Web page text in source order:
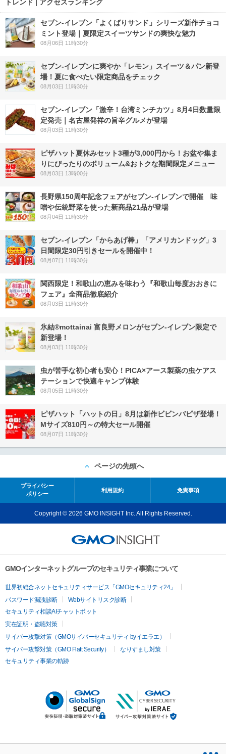
トレンド | アクセスランキング
セブン‐イレブン「よくばりサンド」シリーズ新作チョコ
ミント登場｜夏限定スイーツサンドの爽快な魅力
08月06日 11時30分
セブン‐イレブンに爽やか「レモン」スイーツ＆パン新登
場！夏に食べたい限定商品をチェック
08月03日 11時30分
セブン-イレブン「激辛！台湾ミンチカツ」8月4日数量限
定発売｜名古屋発祥の旨辛グルメが登場
08月03日 11時30分
ピザハット夏休みセット3種が3,000円から！お盆や集ま
りにぴったりのボリューム&おトクな期間限定メニュー
08月03日 13時00分
長野県150周年記念フェアがセブン-イレブンで開催 味
噌や伝統野菜を使った新商品21品が登場
08月04日 11時30分
セブン‐イレブン「からあげ棒」「アメリカンドッグ」3
日間限定30円引きセールを開催中！
08月07日 11時30分
関西限定！和歌山の恵みを味わう『和歌山毎度おおきに
フェア』全商品徹底紹介
08月03日 11時30分
氷結®mottainai 富良野メロンがセブン‐イレブン限定で
新登場！
08月03日 11時30分
虫が苦手な初心者も安心！PICA×アース製薬の虫ケアス
テーションで快適キャンプ体験
08月05日 11時30分
ピザハット「ハットの日」8月は新作ビビンバピザ登場！
Mサイズ810円～の特大セール開催
08月07日 11時30分
ページの先頭へ
プライバシー
ポリシー
利用規約 免責事項
Copyright © 2026 GMO INSIGHT Inc. All Rights Reserved.
GMOインターネットグループのセキュリティ事業について
世界初総合ネットセキュリティサービス「GMOセキュリティ24」
パスワード漏洩診断
Webサイトリスク診断
セキュリティ相談AIチャットボット
実在証明・盗聴対策
サイバー攻撃対策（GMOサイバーセキュリティ byイエラエ）
サイバー攻撃対策（GMO Flatt Security）
なりすまし対策
セキュリティ事業の軌跡